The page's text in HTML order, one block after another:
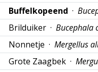
Buffelkopeend ·
Brilduiker · Bucephala
Nonnetje · Mergellus
Grote Zaagbek ·